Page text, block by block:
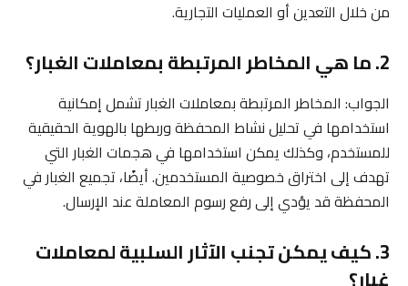
من خلال التعدين أو العمليات التجارية.
2. ما هي المخاطر المرتبطة بمعاملات الغبار؟
الجواب: المخاطر المرتبطة بمعاملات الغبار تشمل إمكانية
استخدامها في تحليل نشاط المحفظة وربطها بالهوية الحقيقية
للمستخدم، وكذلك يمكن استخدامها في هجمات الغبار التي
تهدف إلى اختراق خصوصية المستخدمين. أيضًا، تجميع الغبار في
المحفظة قد يؤدي إلى رفع رسوم المعاملة عند الإرسال.
3. كيف يمكن تجنب الآثار السلبية لمعاملات